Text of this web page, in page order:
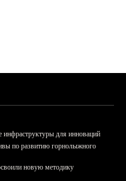
инфраструктуры для инноваций
по развитию горнолыжного
новую методику